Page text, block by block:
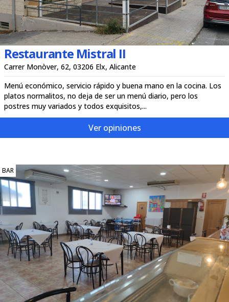
Restaurante Mistral II
Carrer Monòver, 62, 03206 Elx, Alicante
Menú económico, servicio rápido y buena mano en la cocina. Los
platos normalitos, no deja de ser un menú diario, pero los
postres muy variados y todos exquisitos,...
Ver opiniones
BAR